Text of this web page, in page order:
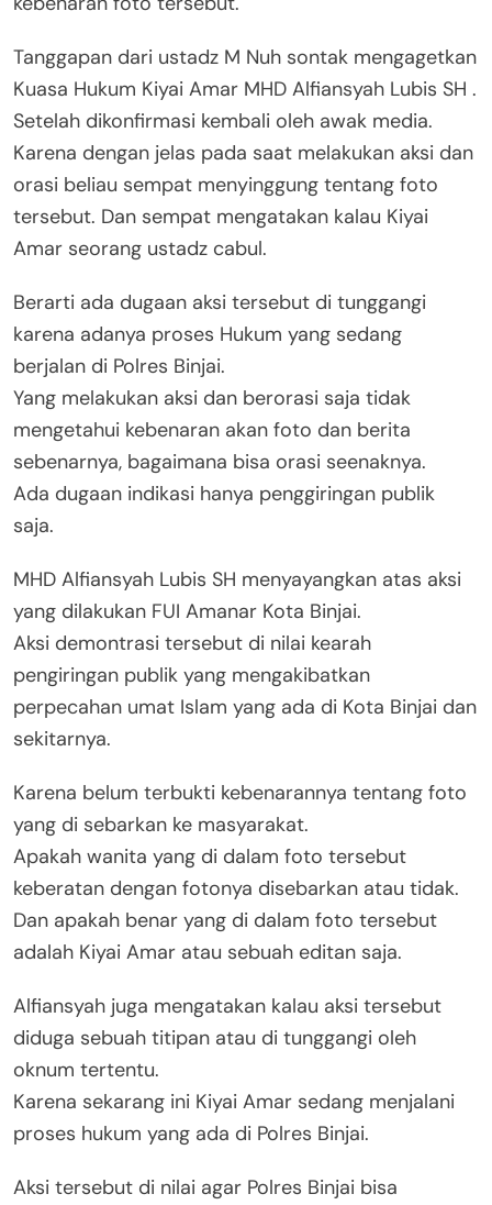
Tanggapan dari ustadz M Nuh sontak mengagetkan
Kuasa Hukum Kiyai Amar MHD Alfiansyah Lubis SH .
Setelah dikonfirmasi kembali oleh awak media.
Karena dengan jelas pada saat melakukan aksi dan
orasi beliau sempat menyinggung tentang foto
tersebut. Dan sempat mengatakan kalau Kiyai
Amar seorang ustadz cabul.
Berarti ada dugaan aksi tersebut di tunggangi
karena adanya proses Hukum yang sedang
berjalan di Polres Binjai.
Yang melakukan aksi dan berorasi saja tidak
mengetahui kebenaran akan foto dan berita
sebenarnya, bagaimana bisa orasi seenaknya.
Ada dugaan indikasi hanya penggiringan publik
saja.
MHD Alfiansyah Lubis SH menyayangkan atas aksi
yang dilakukan FUI Amanar Kota Binjai.
Aksi demontrasi tersebut di nilai kearah
pengiringan publik yang mengakibatkan
perpecahan umat Islam yang ada di Kota Binjai dan
sekitarnya.
Karena belum terbukti kebenarannya tentang foto
yang di sebarkan ke masyarakat.
Apakah wanita yang di dalam foto tersebut
keberatan dengan fotonya disebarkan atau tidak.
Dan apakah benar yang di dalam foto tersebut
adalah Kiyai Amar atau sebuah editan saja.
Alfiansyah juga mengatakan kalau aksi tersebut
diduga sebuah titipan atau di tunggangi oleh
oknum tertentu.
Karena sekarang ini Kiyai Amar sedang menjalani
proses hukum yang ada di Polres Binjai.
Aksi tersebut di nilai agar Polres Binjai bisa